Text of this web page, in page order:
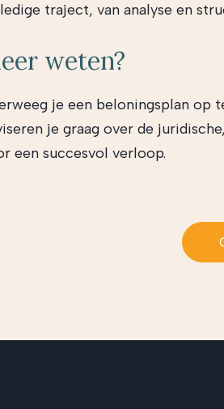
traject, van analyse en
weten?
je een beloningsplan op
je graag over de
een succesvol verloop.